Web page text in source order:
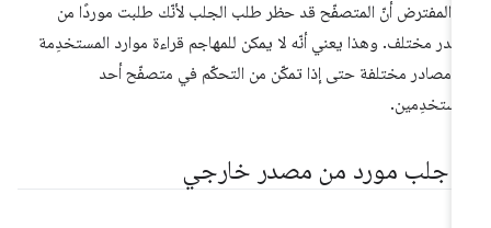
المفترض أنّ المتصفّح قد حظر طلب الجلب لأنّك طلبت موردًا من
مختلف. وهذا يعني أنّه لا يمكن للمهاجم قراءة موارد المستخدِمة
مصادر مختلفة حتى إذا تمكّن من التحكّم في متصفّح أحد
جلب مورد من مصدر خارجي